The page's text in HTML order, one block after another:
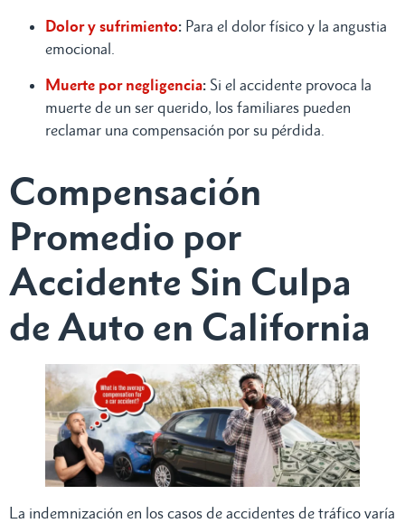
Dolor y sufrimiento: Para el dolor físico y la angustia
emocional.
Muerte por negligencia: Si el accidente provoca la
muerte de un ser querido, los familiares pueden
reclamar una compensación por su pérdida.
Compensación
Promedio por
Accidente Sin Culpa
de Auto en California
La indemnización en los casos de accidentes de tráfico varía